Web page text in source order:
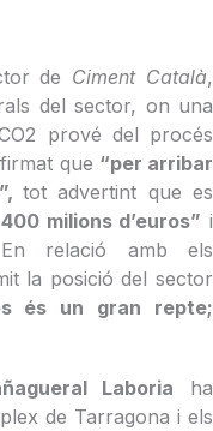
de Ciment Català,
del sector, on una
prové del procés
que “per arribar
tot advertint que es
milions d’euros” i
relació amb els
la posició del sector
és un gran repte;
Laboria ha
de Tarragona i els